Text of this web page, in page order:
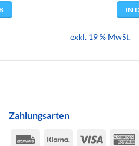
IN
exkl. 19 % MwSt.
Zahlungsarten
Rechung
Klarna Visa